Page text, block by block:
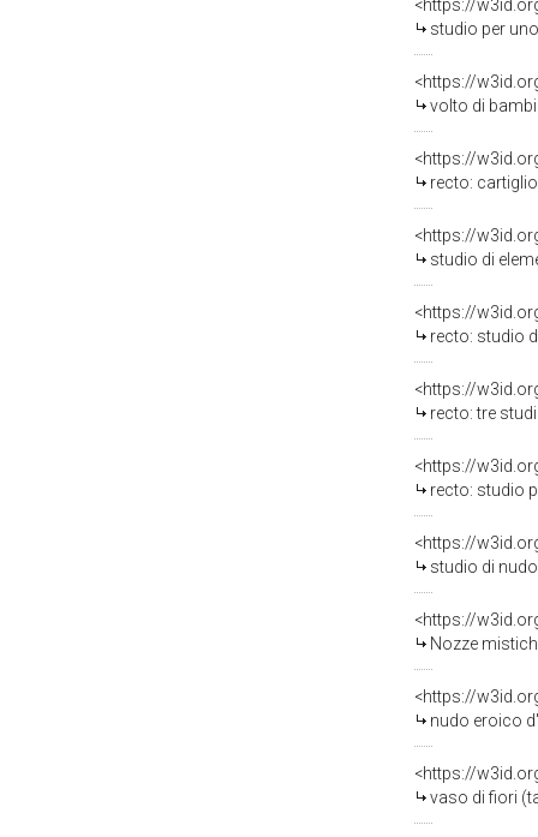
<https://
studio per uno
<https://
volto di
<https://
recto: cartiglio con
<https://
studio di
<https://
recto: studio di
<https://
recto: tre studi
<https://
recto: studio per baculo
<https://
studio di nudo
<https://
Nozze mistiche di
<https://
nudo eroico
<https://
vaso di fiori